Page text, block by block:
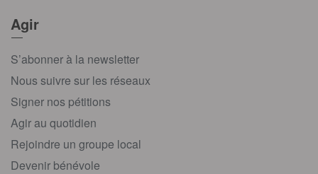
Agir
S’abonner à la newsletter
Nous suivre sur les réseaux
Signer nos pétitions
Agir au quotidien
Rejoindre un groupe local
Devenir bénévole